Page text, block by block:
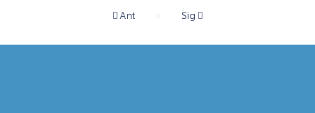
Ant Sig